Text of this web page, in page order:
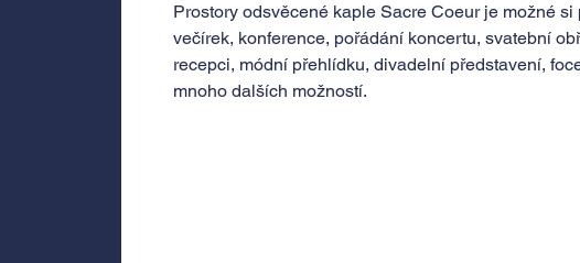
Prostory odsvěcené kaple Sacre Coeur je možné
večírek, konference, pořádání koncertu, svatební
recepci, módní přehlídku, divadelní představení,
mnoho dalších možností.